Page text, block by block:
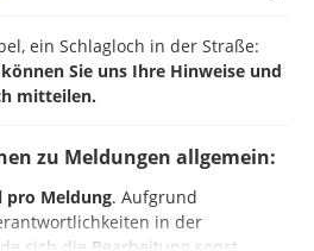
ein Schlagloch in der Straße:
Sie uns Ihre Hinweise und
mitteilen.
zu Meldungen allgemein:
pro Meldung. Aufgrund
in der